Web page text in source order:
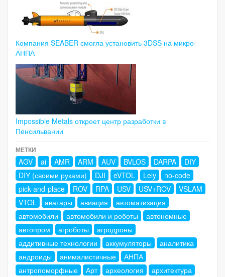
Компания SEABER смогла установить 3DSS на микро-
АНПА
Impossible Metals откроет центр разработки в
Пенсильвании
МЕТКИ
AGV ai AMR ARM AUV BVLOS DARPA
DIY
DIY (своими руками)
DJI eVTOL Lely
no-code
pick-and-place
ROV RPA USV USV+ROV
VSLAM
VTOL
аватары авиация
автоматизация
автомобили
автомобили и роботы
автономные
автопром
агроботы
агродроны
аддитивные технологии
аккумуляторы
аналитика
андроиды
анималистичные
АНПА
антропоморфные
Арт археология
архитектура